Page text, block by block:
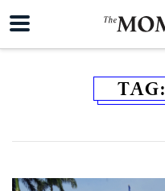
TAG: